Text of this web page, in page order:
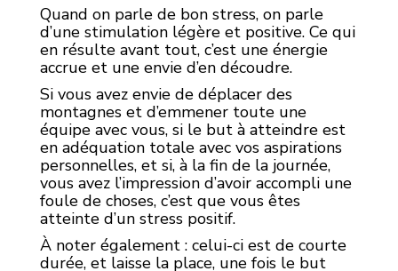
Quand on parle de bon stress, on parle
d’une stimulation légère et positive. Ce qui
en résulte avant tout, c’est une énergie
accrue et une envie d’en découdre.
Si vous avez envie de déplacer des
montagnes et d’emmener toute une
équipe avec vous, si le but à atteindre est
en adéquation totale avec vos aspirations
personnelles, et si, à la fin de la journée,
vous avez l’impression d’avoir accompli une
foule de choses, c’est que vous êtes
atteinte d’un stress positif.
À noter également : celui-ci est de courte
durée, et laisse la place, une fois le but